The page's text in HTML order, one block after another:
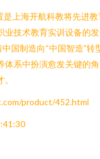
上海开航科教将先进教
业技术教育实训设备的
国制造向“中国智造”转
体系中扮演愈发关键的角
product/452.html